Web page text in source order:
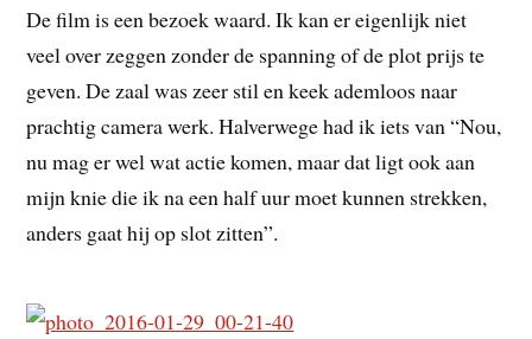
De film is een bezoek waard. Ik kan er eigenlijk niet
veel over zeggen zonder de spanning of de plot prijs te
geven. De zaal was zeer stil en keek ademloos naar
prachtig camera werk. Halverwege had ik iets van “Nou,
nu mag er wel wat actie komen, maar dat ligt ook aan
mijn knie die ik na een half uur moet kunnen strekken,
anders gaat hij op slot zitten”.